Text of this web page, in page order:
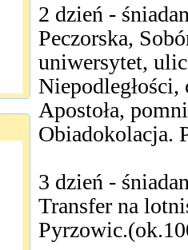
2 dzień -
Peczorska,
uniwersytet,
Apostoła,
Obiadokolacja.
3 dzień -
Transfer na